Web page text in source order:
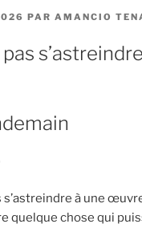
PAR AMANCIO
s’astreindre à une
quelque chose qui